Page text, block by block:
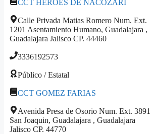
CCT HEROES DE NACOZARI
Calle Privada Matias Romero Num. Ext.
1201 Asentamiento Humano, Guadalajara ,
Guadalajara Jalisco CP. 44460
3336192573
Público / Estatal
CCT GOMEZ FARIAS
Avenida Presa de Osorio Num. Ext. 3891
San Joaquin, Guadalajara , Guadalajara
Jalisco CP. 44770